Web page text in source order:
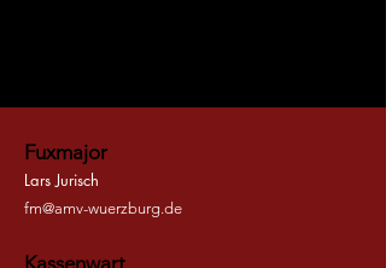
Fuxmajor
​Lars Jurisch
fm@amv-wuerzburg.de
Kassenwart